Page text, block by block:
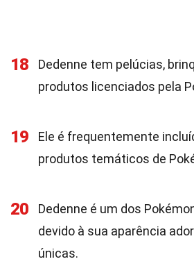
18
Dedenne tem pelúcias,
produtos licenciados pela
19
Ele é frequentemente
produtos temáticos de
20
Dedenne é um dos
devido à sua aparência
únicas.